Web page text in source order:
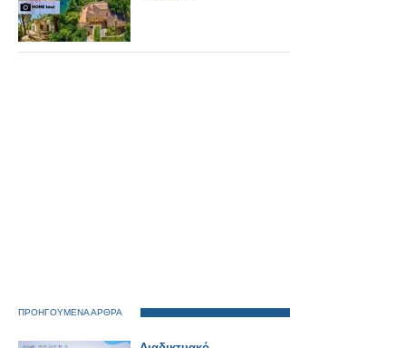
ΠΡΟΗΓΟΥΜΕΝΑ ΑΡΘΡΑ